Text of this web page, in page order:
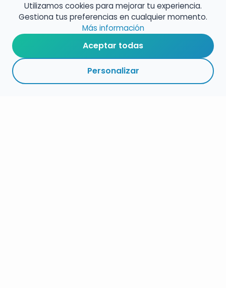
RESUMEN PLAZOS ESPECIALIDADES ENLACES SEGUIR
Utilizamos cookies para mejorar tu experiencia.
Gestiona tus preferencias en cualquier momento.
Más información
Aceptar todas
Personalizar